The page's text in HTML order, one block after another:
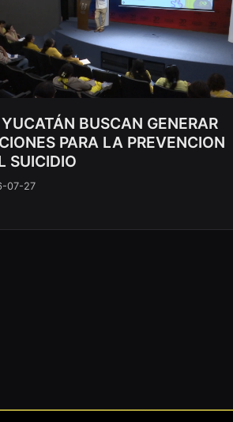
BUSCAN GENERAR
PARA LA PREVENCION
SUICIDIO
07-27